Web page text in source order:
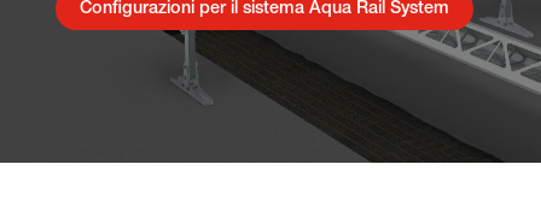
Configurazioni per il sistema Aqua Rail System